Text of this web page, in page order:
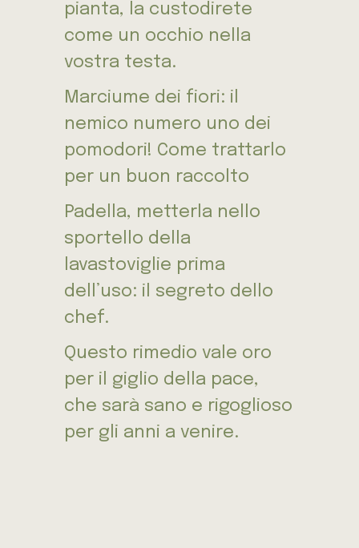
pianta, la custodirete
come un occhio nella
vostra testa.
Marciume dei fiori: il
nemico numero uno dei
pomodori! Come trattarlo
per un buon raccolto
Padella, metterla nello
sportello della
lavastoviglie prima
dell’uso: il segreto dello
chef.
Questo rimedio vale oro
per il giglio della pace,
che sarà sano e rigoglioso
per gli anni a venire.